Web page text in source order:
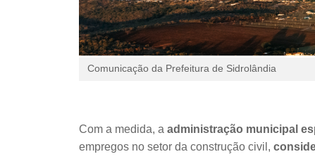
Comunicação da Prefeitura de Sidrolândia
Com a medida, a administração municipal
empregos no setor da construção civil,